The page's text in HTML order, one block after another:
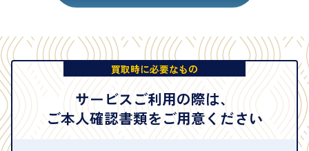
買取時に必要なもの
サービスご利用の際は、
ご本人確認書類をご用意ください